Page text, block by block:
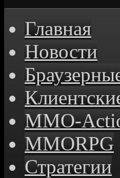
Главная
Новости
MMO-
MMORPG
Стратегии